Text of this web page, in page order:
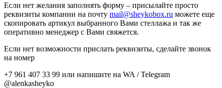
Если нет желания заполнять форму – присылайте просто
реквизиты компании на почту mail@sheykobox.ru можете еще
скопировать артикул выбранного Вами стеллажа и так же
оперативно менеджер с Вами свяжется.
Если нет возможности прислать реквизиты, сделайте звонок
на номер
+7 961 407 33 99 или напишите на WA / Telegram
@alenkasheyko